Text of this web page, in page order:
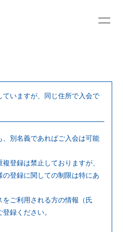
Blog
ていますが、同じ住所で入会で
、別名義であればご入会は可能
複登録は禁止しておりますが、
の登録に関しての制限は特にあ
をご利用される方の情報（氏
録ください。